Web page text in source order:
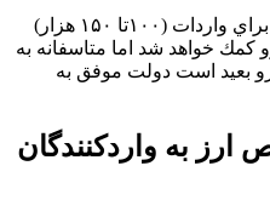
او افزود: در صورتي كه اين ميزان براي واردات (۱۰۰تا ۱۵۰ هزار)
كمك خواهد شد اما متاسفانه به
بعيد است دولت موفق به
ارز به واردكنندگان